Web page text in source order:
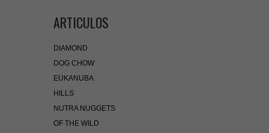
ARTICULOS
DIAMOND
DOG CHOW
EUKANUBA
HILLS
NUTRA NUGGETS
OF THE WILD